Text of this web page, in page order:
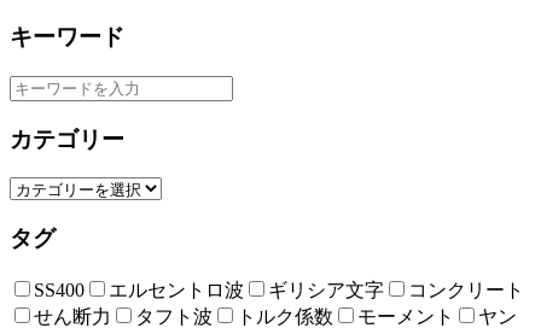
キーワード
カテゴリー
タグ
SS400 エルセントロ波 ギリシア文字
コンクリート
せん断力
タフト波 トルク係数 モーメント
ヤン